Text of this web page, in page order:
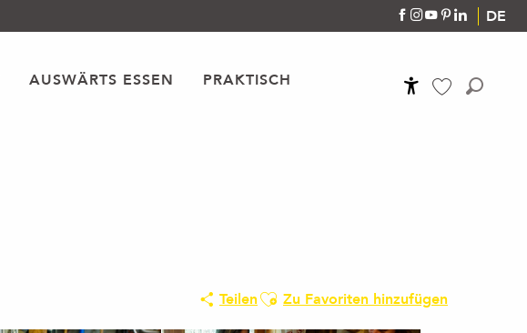
DE
AUSWÄRTS ESSEN PRAKTISCH
TeilenAjouter aux favoris
Zu Favoriten hinzufügen